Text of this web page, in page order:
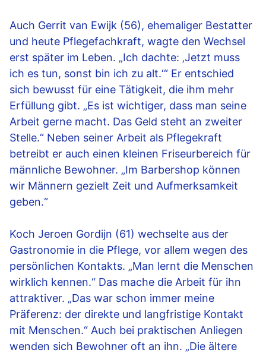
Auch Gerrit van Ewijk (56), ehemaliger Bestatter
und heute Pflegefachkraft, wagte den Wechsel
erst später im Leben. „Ich dachte: ‚Jetzt muss
ich es tun, sonst bin ich zu alt.‘“ Er entschied
sich bewusst für eine Tätigkeit, die ihm mehr
Erfüllung gibt. „Es ist wichtiger, dass man seine
Arbeit gerne macht. Das Geld steht an zweiter
Stelle.“ Neben seiner Arbeit als Pflegekraft
betreibt er auch einen kleinen Friseurbereich für
männliche Bewohner. „Im Barbershop können
wir Männern gezielt Zeit und Aufmerksamkeit
geben.“
Koch Jeroen Gordijn (61) wechselte aus der
Gastronomie in die Pflege, vor allem wegen des
persönlichen Kontakts. „Man lernt die Menschen
wirklich kennen.“ Das mache die Arbeit für ihn
attraktiver. „Das war schon immer meine
Präferenz: der direkte und langfristige Kontakt
mit Menschen.“ Auch bei praktischen Anliegen
wenden sich Bewohner oft an ihn. „Die ältere